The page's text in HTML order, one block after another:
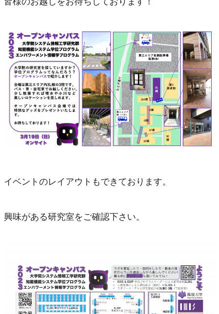
長期履修制度
経済的支援
内部進学制度
デュアルディグリープログラム
修了後の進路
OB・OGのメッセージ
XR・メディア
エンジニアリングフィジクス
教育
イベントのレイアウトもできております。
興味がある研究室をご確認下さい。